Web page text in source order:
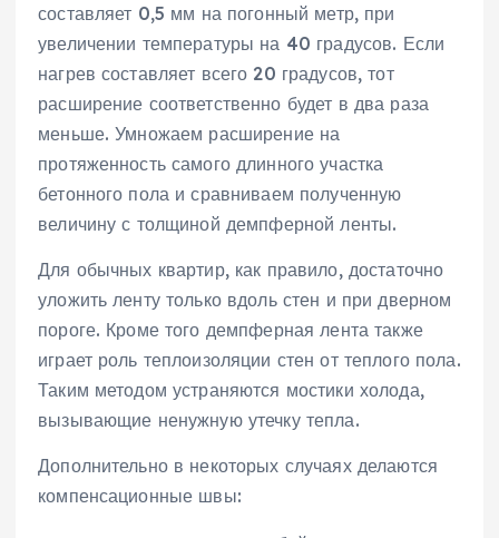
составляет 0,5 мм на погонный метр, при
увеличении температуры на 40 градусов. Если
нагрев составляет всего 20 градусов, тот
расширение соответственно будет в два раза
меньше. Умножаем расширение на
протяженность самого длинного участка
бетонного пола и сравниваем полученную
величину с толщиной демпферной ленты.
Для обычных квартир, как правило, достаточно
уложить ленту только вдоль стен и при дверном
пороге. Кроме того демпферная лента также
играет роль теплоизоляции стен от теплого пола.
Таким методом устраняются мостики холода,
вызывающие ненужную утечку тепла.
Дополнительно в некоторых случаях делаются
компенсационные швы: